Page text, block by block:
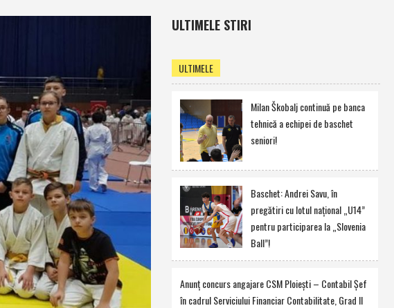
ULTIMELE STIRI
ULTIMELE
Milan Škobalj continuă pe banca
tehnică a echipei de baschet
seniori!
Baschet: Andrei Savu, în
pregătiri cu lotul naţional „U14”
pentru participarea la „Slovenia
Ball”!
Anunţ concurs angajare CSM Ploieşti – Contabil Şef
în cadrul Serviciului Financiar Contabilitate, Grad II